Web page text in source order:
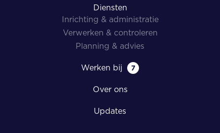
Diensten
Inrichting & administratie
Verwerken & controleren
Planning & advies
Werken bij 7
Over ons
Updates